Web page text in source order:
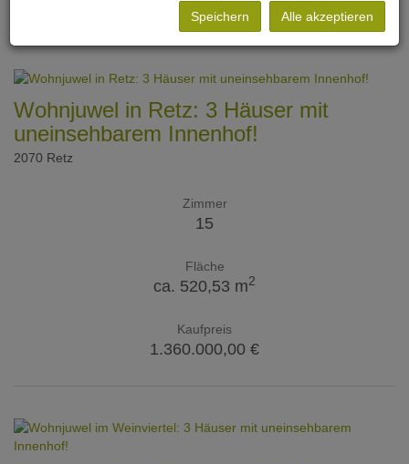
Wohnjuwel in Retz: 3 Häuser mit
uneinsehbarem Innenhof!
2070 Retz
Zimmer
15
Fläche
ca. 520,53 m2
Kaufpreis
1.360.000,00 €
Speichern Alle akzeptieren